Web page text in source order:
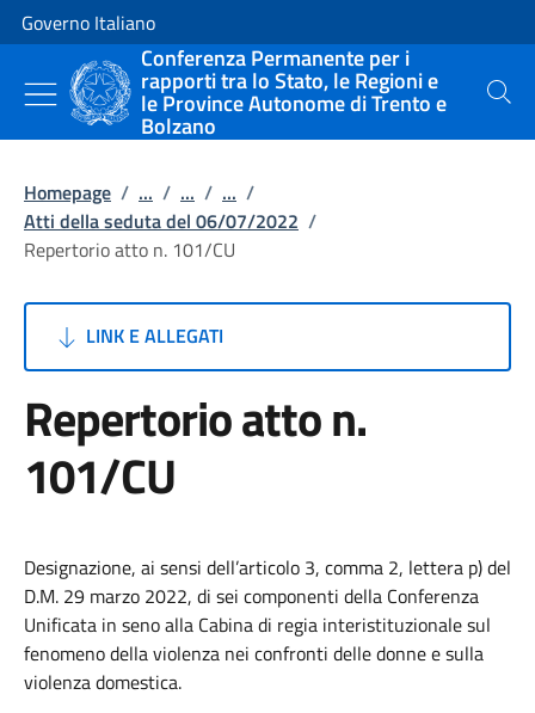
Vai al contenuto
Vai alla navigazione del sito
Governo Italiano
Conferenza Permanente per i
rapporti tra lo Stato, le Regioni e
le Province Autonome di Trento e
Bolzano
Cerca
Homepage / ... / ... / ... /
Atti della seduta del 06/07/2022 /
Repertorio atto n. 101/CU
LINK E ALLEGATI
Repertorio atto n.
101/CU
Designazione, ai sensi dell’articolo 3, comma 2, lettera p) del
D.M. 29 marzo 2022, di sei componenti della Conferenza
Unificata in seno alla Cabina di regia interistituzionale sul
fenomeno della violenza nei confronti delle donne e sulla
violenza domestica.